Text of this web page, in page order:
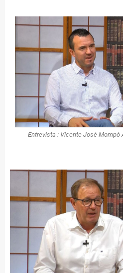
Entrevista : Vicente José Mompó